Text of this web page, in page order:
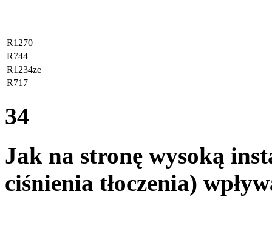
R1270
R744
R1234ze
R717
34
Jak na stronę wysoką
ciśnienia tłoczenia)